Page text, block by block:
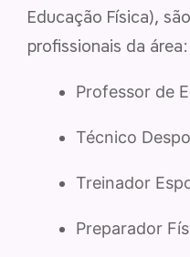
Educação Física),
profissionais da área:
Professor de
Técnico
Treinador
Preparador